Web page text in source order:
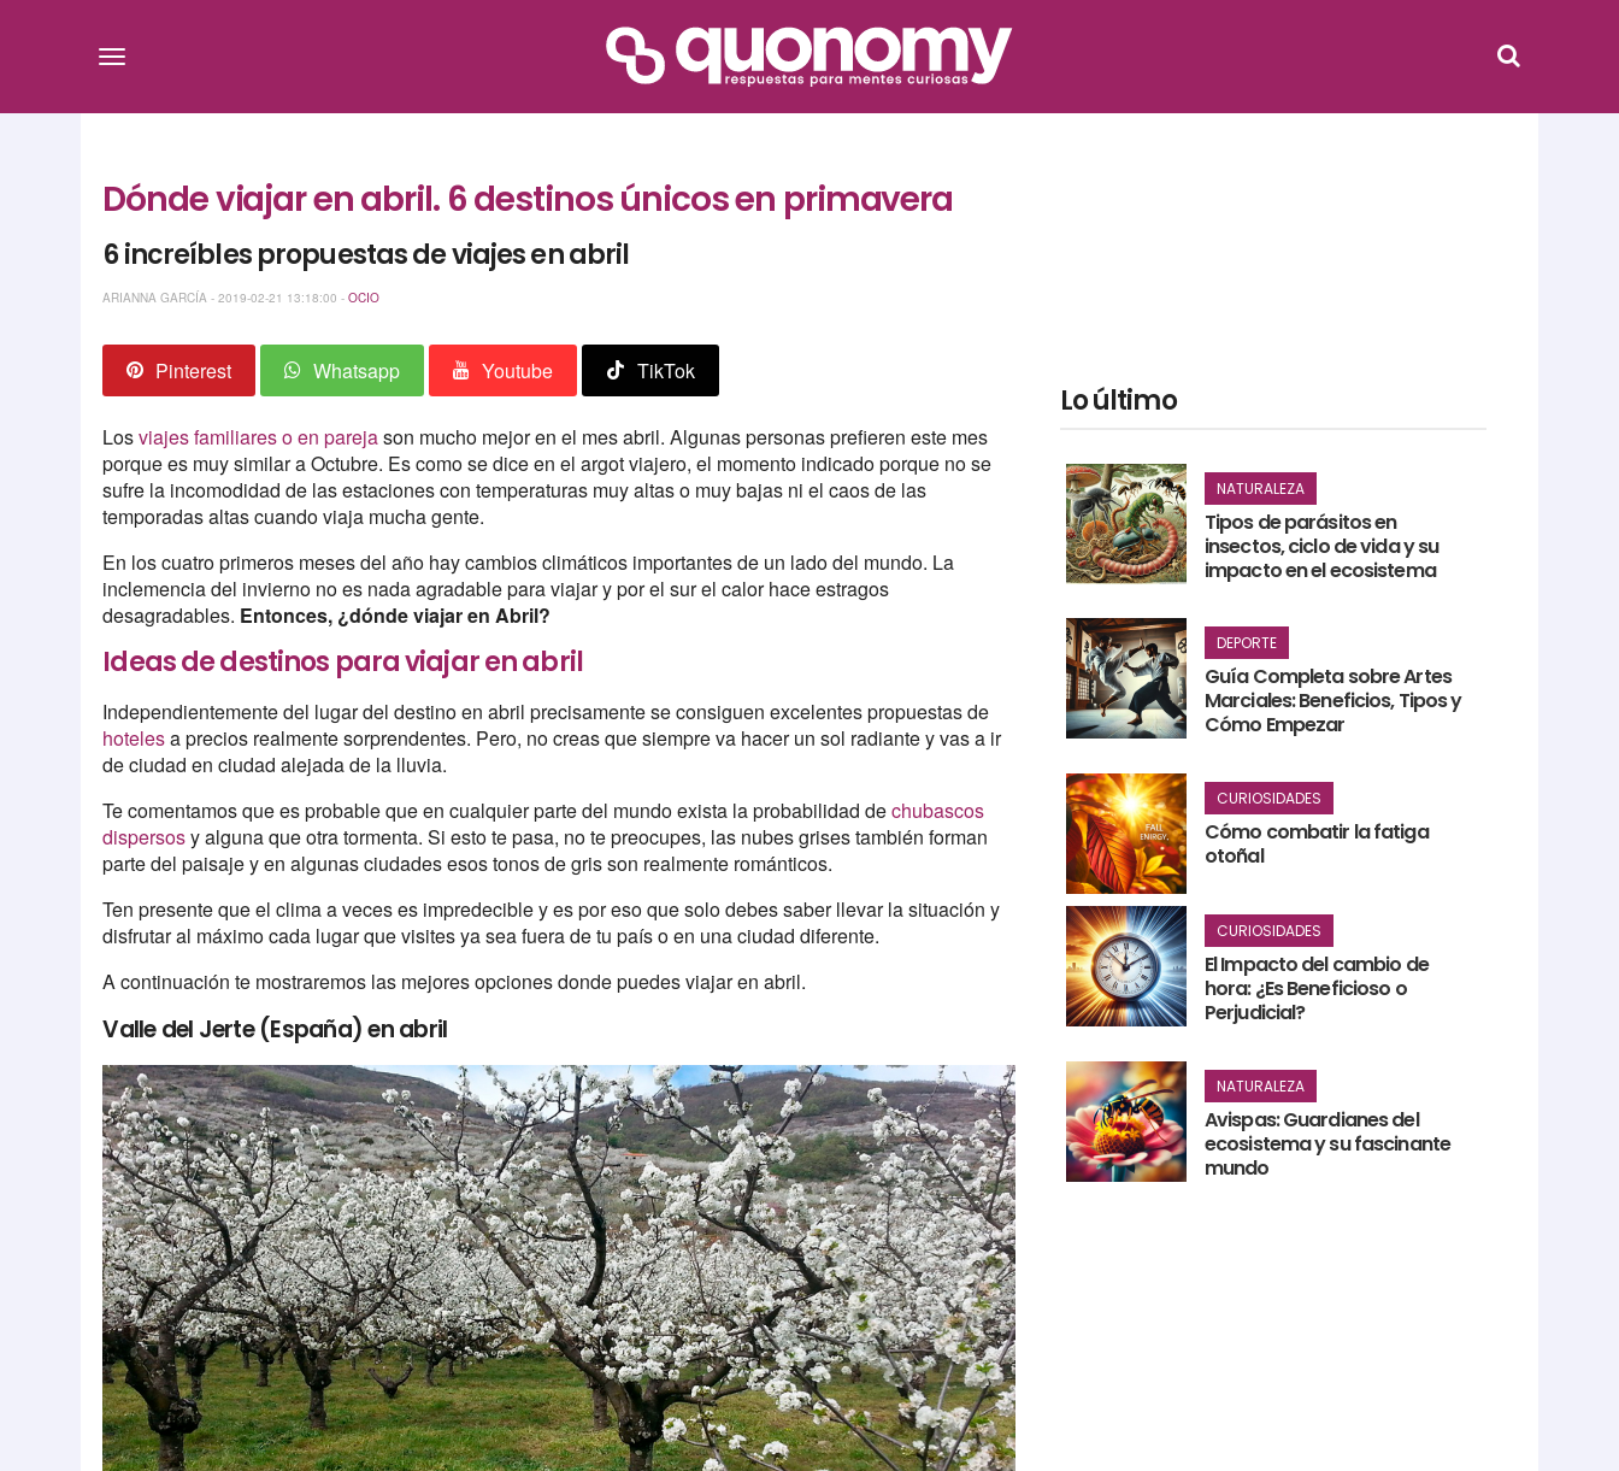
Dónde viajar en abril. 6 destinos únicos en primavera
6 increíbles propuestas de viajes en abril
ARIANNA GARCÍA - 2019-02-21 13:18:00 -OCIO
Pinterest Whatsapp Youtube TikTok
Losviajes familiares o en parejason mucho mejor en el mes abril. Algunas personas prefieren este mes
porque es muy similar a Octubre. Es como se dice en el argot viajero, el momento indicado porque no se
sufre la incomodidad de las estaciones con temperaturas muy altas o muy bajas ni el caos de las
temporadas altas cuando viaja mucha gente.
En los cuatro primeros meses del año hay cambios climáticos importantes de un lado del mundo. La
inclemencia del invierno no es nada agradable para viajar y por el sur el calor hace estragos
desagradables. Entonces, ¿dónde viajar en Abril?
Ideas de destinos para viajar en abril
Independientemente del lugar del destino en abril precisamente se consiguen excelentes propuestas de
hotelesa precios realmente sorprendentes. Pero, no creas que siempre va hacer un sol radiante y vas a ir
de ciudad en ciudad alejada de la lluvia.
Te comentamos que es probable que en cualquier parte del mundo exista la probabilidad dechubascos
dispersosy alguna que otra tormenta. Si esto te pasa, no te preocupes, las nubes grises también forman
parte del paisaje y en algunas ciudades esos tonos de gris son realmente románticos.
Ten presente que el clima a veces es impredecible y es por eso que solo debes saber llevar la situación y
disfrutar al máximo cada lugar que visites ya sea fuera de tu país o en una ciudad diferente.
A continuación te mostraremos las mejores opciones donde puedes viajar en abril.
Valle del Jerte (España) en abril
Lo último
NATURALEZA
Tipos de parásitos en
insectos, ciclo de vida y su
impacto en el ecosistema
DEPORTE
Guía Completa sobre Artes
Marciales: Beneficios, Tipos y
Cómo Empezar
CURIOSIDADES
Cómo combatir la fatiga
otoñal
CURIOSIDADES
El Impacto del cambio de
hora: ¿Es Beneficioso o
Perjudicial?
NATURALEZA
Avispas: Guardianes del
ecosistema y su fascinante
mundo